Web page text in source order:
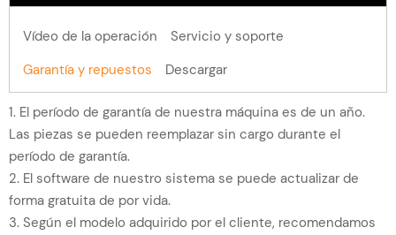
Vídeo de la operación
Servicio y soporte
Garantía y repuestos
Descargar
1. El período de garantía de nuestra máquina es de un año.
Las piezas se pueden reemplazar sin cargo durante el
período de garantía.
2. El software de nuestro sistema se puede actualizar de
forma gratuita de por vida.
3. Según el modelo adquirido por el cliente, recomendamos